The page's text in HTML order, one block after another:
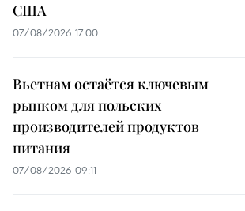
США
07/08/2026 17:00
Вьетнам остаётся ключевым
рынком для польских
производителей продуктов
питания
07/08/2026 09:11